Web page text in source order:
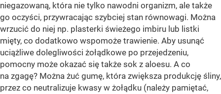
niegazowaną, która nie tylko nawodni organizm, ale także
go oczyści, przywracając szybciej stan równowagi. Można
wrzucić do niej np. plasterki świeżego imbiru lub listki
mięty, co dodatkowo wspomoże trawienie. Aby usunąć
uciążliwe dolegliwości żołądkowe po przejedzeniu,
pomocny może okazać się także sok z aloesu. A co
na zgagę? Można żuć gumę, która zwiększa produkcję śliny,
przez co neutralizuje kwasy w żołądku (należy pamiętać,